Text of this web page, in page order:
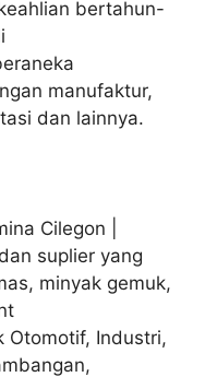
bertahun-
manufaktur,
dan lainnya.
Cilegon |
suplier yang
minyak gemuk,
Otomotif, Industri,